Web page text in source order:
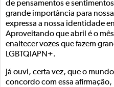
de pensamentos e
grande importância para
expressa a nossa identidade
Aproveitando que abril é o
enaltecer vozes que fazem
LGBTQIAPN+.
Já ouvi, certa vez, que o
concordo com essa